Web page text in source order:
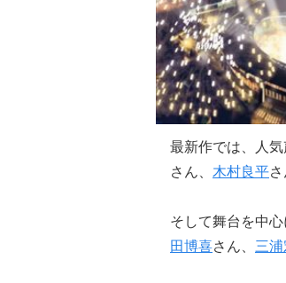
最新作では、人
さん、 木村良平さ
そして舞台を中
田博喜さん、 三浦